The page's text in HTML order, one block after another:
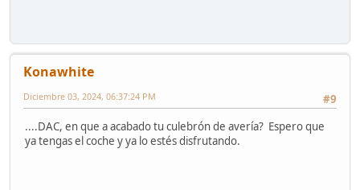
Konawhite
#9
Diciembre 03, 2024, 06:37:24 PM
....DAC, en que a acabado tu culebrón de avería? Espero que
ya tengas el coche y ya lo estés disfrutando.